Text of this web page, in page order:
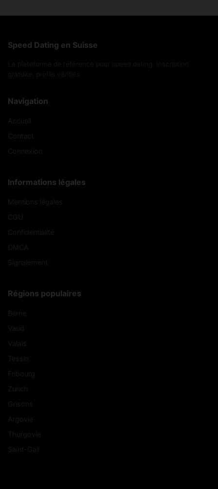
Speed Dating en Suisse
Navigation
Informations légales
Régions populaires